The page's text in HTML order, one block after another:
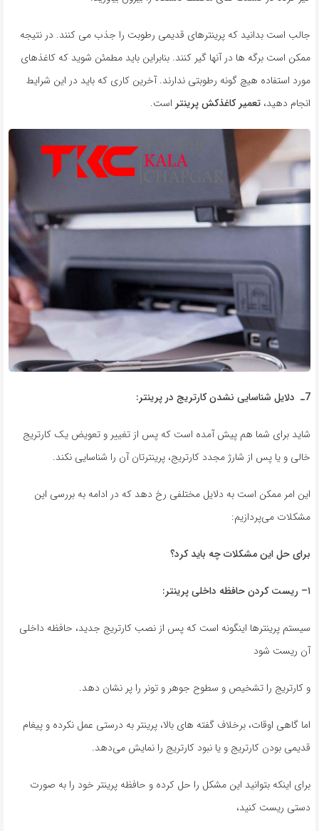
جالب است بدانید که پرینتر‌های قدیمی رطوبت را جذب می کنند. در نتیجه
ممکن است برگه ها در آنها گیر کنند. بنابراین باید مطمئن شوید که کاغذهای
مورد استفاده هیچ گونه رطوبتی ندارند. آخرین کاری که باید در این شرایط
انجام دهید، تعمیر کاغذکش پرینتر است.
7ـ دلایل شناسایی نشدن کارتریج در پرینتر:
شاید برای شما هم پیش آمده است که پس از تغییر و تعویض یک کارتریج
خالی و یا پس از شارژ مجدد کارتریج، پرینترتان آن را شناسایی نکند.
این امر ممکن است به دلایل مختلفی رخ دهد که در ادامه به بررسی این
مشکلات می‌پردازیم:
برای حل این مشکلات چه باید کرد؟
۱– ریست کردن حافظه داخلی پرینتر:
سیستم پرینترها اینگونه است که پس از نصب کارتریج جدید، حافظه داخلی
آن ریست شود
و کارتریج را تشخیص و سطوح جوهر و تونر را پر نشان دهد.
اما گاهی اوقات، برخلاف گفته های بالا، پرینتر به درستی عمل نکرده و پیغام
قدیمی بودن کارتریج و یا نبود کارتریج را نمایش می‌دهد.
برای اینکه بتوانید این مشکل را حل کرده و حافظه پرینتر خود را به صورت
دستی ریست کنید،